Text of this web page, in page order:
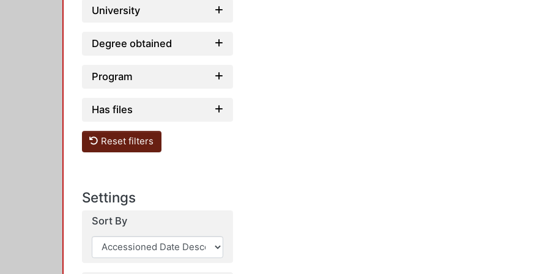
University
Degree obtained
Program
Has files
Reset filters
Settings
Sort By